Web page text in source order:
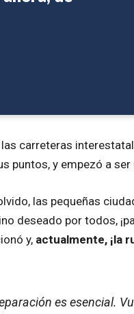
carreteras
puntos, y empezó a
las pequeñas
deseado por todos,
y, actualmente, ¡la
es esencial.